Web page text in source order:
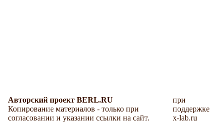
Авторский проект BERL.RU
Копирование материалов - только при
согласовании и указании ссылки на сайт.
при
поддержке
x-lab.ru